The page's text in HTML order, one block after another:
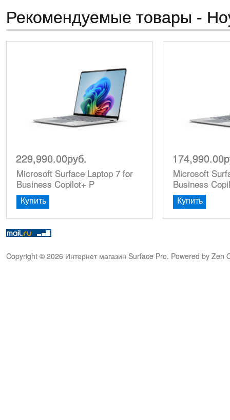
Рекомендуемые товары -
229,990.00руб.
Microsoft Surface Laptop 7 for
Business Copilot+ P
Купить
Microsoft
Business
Купить
Copyright © 2026 Интернет магазин Surface Pro. Powered by Zen